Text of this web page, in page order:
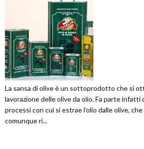
La sansa di olive è un sottoprodotto che si
lavorazione delle olive da olio. Fa parte infatti
processi con cui si estrae l'olio dalle olive,
comunque ri...